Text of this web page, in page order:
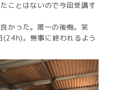
ことはないので今回受講す
かった。唯一の後悔。笑
。無事に終われるよう